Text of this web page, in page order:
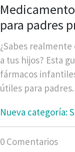
para padres
¿Sabes
a tus hijos? Esta
fármacos
útiles para padres.
Nueva categoría:
0 Comentarios